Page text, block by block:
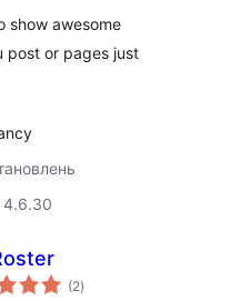
show awesome
post or pages just
4.6.30
(2загальний
рейтинг
)